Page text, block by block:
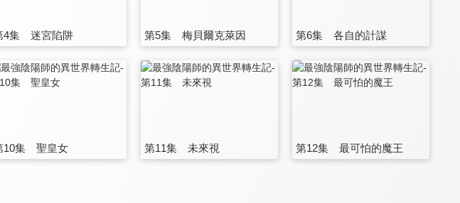
4集 迷宮陷阱 第5集 梅貝爾克萊因 第6集 各自的計謀
10集 聖皇女 第11集 未來視 第12集 最可怕的魔王